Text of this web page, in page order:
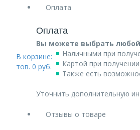
В корзине:
тов. 0 руб.
Оплата
Оплата
Вы можете выбрать
Наличными при
Картой при
Также есть
Уточнить дополнительную
Отзывы о товаре